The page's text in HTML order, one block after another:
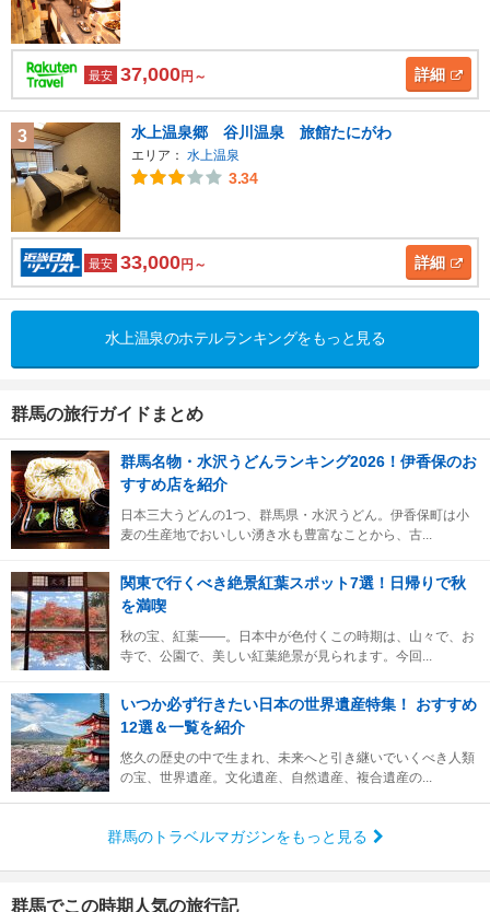
最安 37,000円～ 詳細
3 水上温泉郷 谷川温泉 旅館たにがわ
エリア： 水上温泉
3.34
最安 33,000円～ 詳細
水上温泉のホテルランキングをもっと見る
群馬の旅行ガイドまとめ
群馬名物・水沢うどんランキング2026！伊香保のお
すすめ店を紹介
日本三大うどんの1つ、群馬県・水沢うどん。伊香保町は小
麦の生産地でおいしい湧き水も豊富なことから、古...
関東で行くべき絶景紅葉スポット7選！日帰りで秋
を満喫
秋の宝、紅葉――。日本中が色付くこの時期は、山々で、お
寺で、公園で、美しい紅葉絶景が見られます。今回...
いつか必ず行きたい日本の世界遺産特集！ おすすめ
12選＆一覧を紹介
悠久の歴史の中で生まれ、未来へと引き継いでいくべき人類
の宝、世界遺産。文化遺産、自然遺産、複合遺産の...
群馬のトラベルマガジンをもっと見る
群馬でこの時期人気の旅行記